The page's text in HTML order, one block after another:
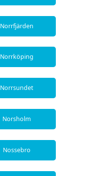
Norrfjärden
Norrköping
Norrsundet
Norsholm
Nossebro